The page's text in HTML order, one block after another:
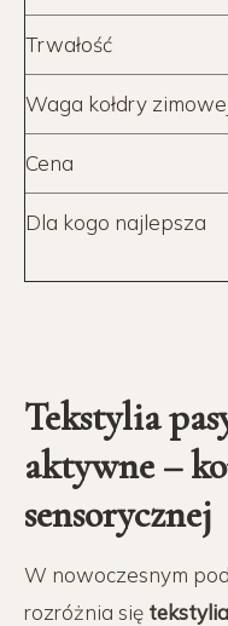
Trwałość
Waga kołdry
Cena
Dla kogo najlepsza
Tekstylia
aktywne –
sensorycznej
W nowoczesnym
rozróżnia się